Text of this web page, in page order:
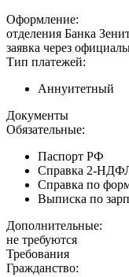
Оформление:
отделения Банка
заявка через
Тип платежей:
Аннуитетный
Документы
Обязательные:
Паспорт РФ
Справка 2-
Справка по
Выписка по
Дополнительные:
не требуются
Требования
Гражданство: